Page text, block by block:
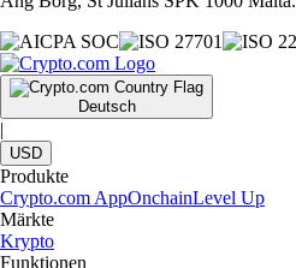
Deutsch
|
USD
Produkte
Crypto.com AppOnchainLevel Up
Märkte
Krypto
Funktionen